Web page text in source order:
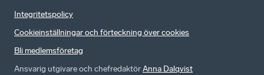
Integritetspolicy
Cookieinställningar och förteckning över cookies
Bli medlemsföretag
Ansvarig utgivare och chefredaktörAnna Dalqvist